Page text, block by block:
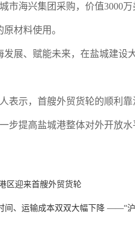
市海兴集团采购，价值3000
材料使用。
发展、赋能未来，在盐城建设
表示，首艘外贸货轮的顺利
步提高盐城港整体对外开放
区迎来首艘外贸货轮
间、运输成本双双大幅下降 ——“